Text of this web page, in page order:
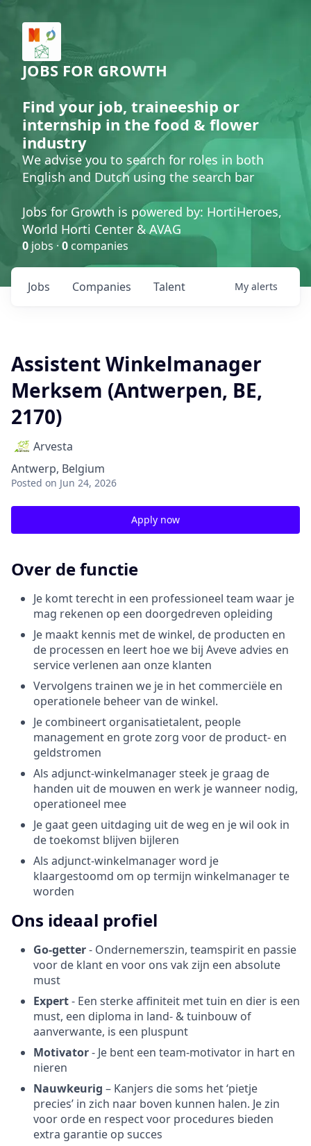
JOBS FOR GROWTH
Find your job, traineeship or
internship in the food & flower
industry
We advise you to search for roles in both
English and Dutch using the search bar
Jobs for Growth is powered by: HortiHeroes,
World Horti Center & AVAG
0 jobs · 0 companies
Jobs Companies Talent My alerts
Assistent Winkelmanager
Merksem (Antwerpen, BE,
2170)
Arvesta
Antwerp, Belgium
Posted on Jun 24, 2026
Apply now
Over de functie
Je komt terecht in een professioneel team waar je
mag rekenen op een doorgedreven opleiding
Je maakt kennis met de winkel, de producten en
de processen en leert hoe we bij Aveve advies en
service verlenen aan onze klanten
Vervolgens trainen we je in het commerciële en
operationele beheer van de winkel.
Je combineert organisatietalent, people
management en grote zorg voor de product- en
geldstromen
Als adjunct-winkelmanager steek je graag de
handen uit de mouwen en werk je wanneer nodig,
operationeel mee
Je gaat geen uitdaging uit de weg en je wil ook in
de toekomst blijven bijleren
Als adjunct-winkelmanager word je
klaargestoomd om op termijn winkelmanager te
worden
Ons ideaal profiel
Go-getter- Ondernemerszin, teamspirit en passie
voor de klant en voor ons vak zijn een absolute
must
Expert- Een sterke affiniteit met tuin en dier is een
must, een diploma in land- & tuinbouw of
aanverwante, is een pluspunt
Motivator- Je bent een team-motivator in hart en
nieren
Nauwkeurig – Kanjers die soms het ‘pietje
precies’ in zich naar boven kunnen halen. Je zin
voor orde en respect voor procedures bieden
extra garantie op succes